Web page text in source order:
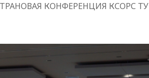
КОНФЕРЕНЦИЯ КСОРС